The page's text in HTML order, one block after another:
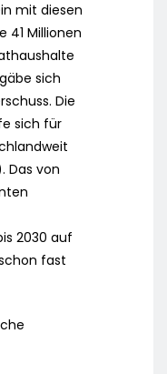
mit diesen
41 Millionen
sich
Die
sich für
Das von
2030 auf
fast